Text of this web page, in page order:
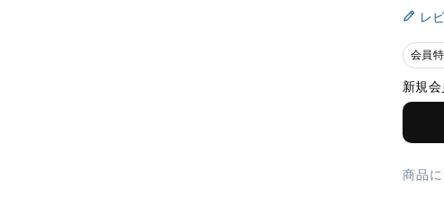
レ
会員
新規
商品